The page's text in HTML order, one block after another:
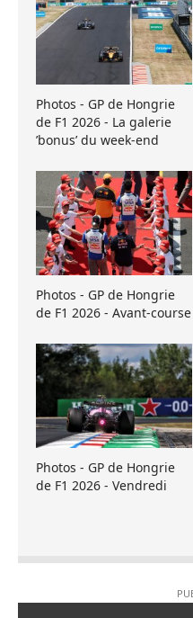
Photos - GP de Hongrie
de F1 2026 - La galerie
’bonus’ du week-end
Photos - GP de Hongrie
de F1 2026 - Avant-course
Photos - GP de Hongrie
de F1 2026 - Vendredi